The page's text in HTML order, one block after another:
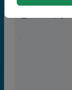
ABC sin color